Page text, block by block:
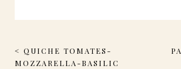
< QUICHE TOMATES-
MOZZARELLA-BASILIC